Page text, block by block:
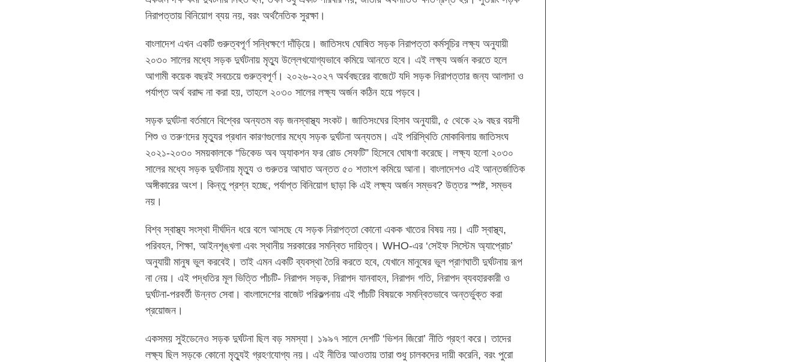
নিরাপত্তায় বিনিয়োগ ব্যয় নয়, বরং অর্থনৈতিক সুরক্ষা।
বাংলাদেশ এখন একটি গুরুত্বপূর্ণ সন্ধিক্ষণে দাঁড়িয়ে। জাতিসংঘ ঘোষিত সড়ক নিরাপত্তা কর্মসূচির লক্ষ্য অনুযায়ী
২০৩০ সালের মধ্যে সড়ক দুর্ঘটনায় মৃত্যু উল্লেখযোগ্যভাবে কমিয়ে আনতে হবে। এই লক্ষ্য অর্জন করতে হলে
আগামী কয়েক বছরই সবচেয়ে গুরুত্বপূর্ণ। ২০২৬-২০২৭ অর্থবছরের বাজেটে যদি সড়ক নিরাপত্তার জন্য আলাদা ও
পর্যাপ্ত অর্থ বরাদ্দ না করা হয়, তাহলে ২০৩০ সালের লক্ষ্য অর্জন কঠিন হয়ে পড়বে।
সড়ক দুর্ঘটনা বর্তমানে বিশ্বের অন্যতম বড় জনস্বাস্থ্য সংকট। জাতিসংঘের হিসাব অনুযায়ী, ৫ থেকে ২৯ বছর বয়সী
শিশু ও তরুণদের মৃত্যুর প্রধান কারণগুলোর মধ্যে সড়ক দুর্ঘটনা অন্যতম। এই পরিস্থিতি মোকাবিলায় জাতিসংঘ
২০২১-২০৩০ সময়কালকে “ডিকেড অব অ্যাকশন ফর রোড সেফটি” হিসেবে ঘোষণা করেছে। লক্ষ্য হলো ২০৩০
সালের মধ্যে সড়ক দুর্ঘটনায় মৃত্যু ও গুরুতর আঘাত অন্তত ৫০ শতাংশ কমিয়ে আনা। বাংলাদেশও এই আন্তর্জাতিক
অঙ্গীকারের অংশ। কিন্তু প্রশ্ন হচ্ছে, পর্যাপ্ত বিনিয়োগ ছাড়া কি এই লক্ষ্য অর্জন সম্ভব? উত্তর স্পষ্ট, সম্ভব
নয়।
বিশ্ব স্বাস্থ্য সংস্থা দীর্ঘদিন ধরে বলে আসছে যে সড়ক নিরাপত্তা কোনো একক খাতের বিষয় নয়। এটি স্বাস্থ্য,
পরিবহন, শিক্ষা, আইনশৃঙ্খলা এবং স্থানীয় সরকারের সমন্বিত দায়িত্ব। WHO-এর ‘সেইফ সিস্টেম অ্যাপ্রোচ’
অনুযায়ী মানুষ ভুল করবেই। তাই এমন একটি ব্যবস্থা তৈরি করতে হবে, যেখানে মানুষের ভুল প্রাণঘাতী দুর্ঘটনায় রূপ
না নেয়। এই পদ্ধতির মূল ভিত্তি পাঁচটি- নিরাপদ সড়ক, নিরাপদ যানবাহন, নিরাপদ গতি, নিরাপদ ব্যবহারকারী ও
দুর্ঘটনা-পরবর্তী উন্নত সেবা। বাংলাদেশের বাজেট পরিকল্পনায় এই পাঁচটি বিষয়কে সমন্বিতভাবে অন্তর্ভুক্ত করা
প্রয়োজন।
একসময় সুইডেনেও সড়ক দুর্ঘটনা ছিল বড় সমস্যা। ১৯৯৭ সালে দেশটি ‘ভিশন জিরো’ নীতি গ্রহণ করে। তাদের
লক্ষ্য ছিল সড়কে কোনো মৃত্যুই গ্রহণযোগ্য নয়। এই নীতির আওতায় তারা শুধু চালকদের দায়ী করেনি, বরং পুরো